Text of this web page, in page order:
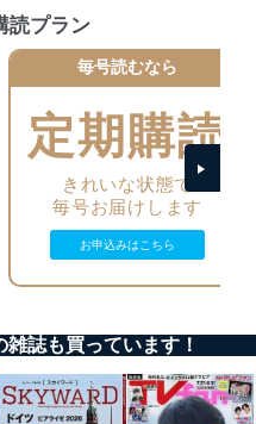
安全性を確保するため
じめとする安全対策を実
またはき損の防止及び是
のできる機器及び当該
明確化し、 個人データへ
しています。
ユーザー制御機能（ユ
により、個人情報データ
器等のオペレーティング
保持しています。
読プラン
毎号読むなら
定期購読
きれいな状態で
毎号お届けします
お申込みはこちら
誌も買っています！